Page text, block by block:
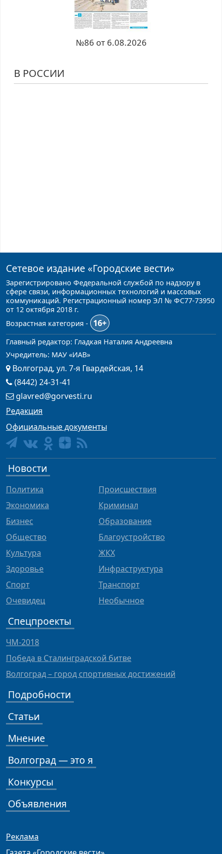
№86 от 6.08.2026
В РОССИИ
Сетевое издание «Городские вести»
Зарегистрировано Федеральной службой по надзору в
сфере связи, информационных технологий и массовых
коммуникаций. Регистрационный номер ЭЛ № ФС77-73950
от 12 октября 2018 г.
Возрастная категория -
16+
Главный редактор: Гладкая Наталия Андреевна
Учредитель: МАУ «ИАВ»
Волгоград, ул. 7-я Гвардейская, 14
(8442) 24-31-41
glavred@gorvesti.ru
Редакция
Официальные документы
Новости
Политика
Экономика
Бизнес
Общество
Культура
Здоровье
Спорт
Очевидец
Происшествия
Криминал
Образование
Благоустройство
ЖКХ
Инфраструктура
Транспорт
Необычное
Спецпроекты
ЧМ-2018
Победа в Сталинградской битве
Волгоград – город спортивных достижений
Подробности
Статьи
Мнение
Волгоград — это я
Конкурсы
Объявления
Реклама